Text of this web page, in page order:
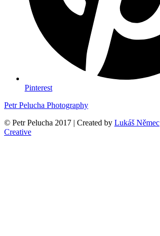
Pinterest
Petr Pelucha Photography
© Petr Pelucha 2017 | Created by Lukáš Němec
Creative